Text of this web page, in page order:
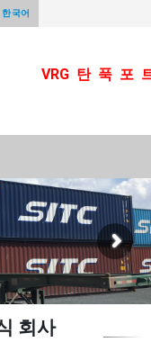
한국어
VRG 탄 푹 포
회사